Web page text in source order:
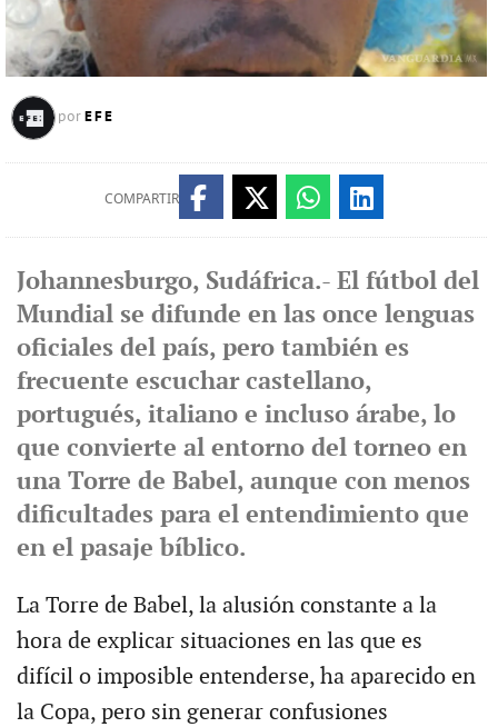
por EFE
COMPARTIR
Johannesburgo, Sudáfrica.- El fútbol del
Mundial se difunde en las once lenguas
oficiales del país, pero también es
frecuente escuchar castellano,
portugués, italiano e incluso árabe, lo
que convierte al entorno del torneo en
una Torre de Babel, aunque con menos
dificultades para el entendimiento que
en el pasaje bíblico.
La Torre de Babel, la alusión constante a la
hora de explicar situaciones en las que es
difícil o imposible entenderse, ha aparecido en
la Copa, pero sin generar confusiones